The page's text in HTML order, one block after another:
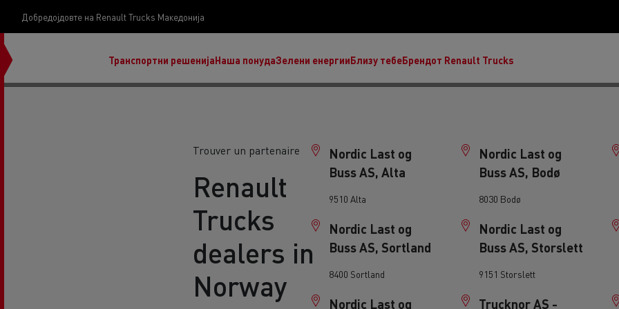
Добредојдовте на Renault Trucks Македонија
Транспортни решенијаНаша понудаЗелени енергии
Koji kamion na alternativnu energiju je pravi za
7 key points to switch to electric
Lizing električnih kamiona je praktično,
ekološki prihvatljivo i isplativo
Financing an electric truck
Близу тебе
Cars transport in Italy
Materijali za puteve u Francuskoj
Održavanje puteva u Litvaniji
Брендот Renault Trucks
Trouver un partenaire
Renault
Trucks
dealers in
Norway
Nordic Last og
Buss AS, Alta
9510 Alta
Nordic Last og
Buss AS, Bodø
8030 Bodø
Nordic Last og
Buss AS, Sortland
8400 Sortland
Nordic Last og
Buss AS, Storslett
9151 Storslett
Nordic Last og
Trucknor AS -